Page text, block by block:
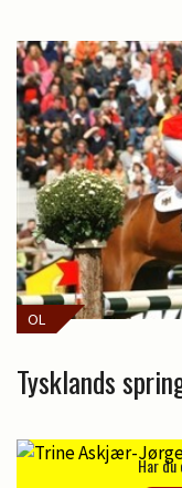
OL
Tysklands
Har du